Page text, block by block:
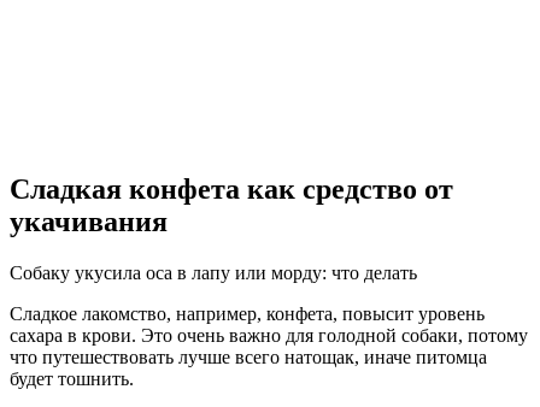
Сладкая конфета как средство от
укачивания
Собаку укусила оса в лапу или морду: что делать
Сладкое лакомство, например, конфета, повысит уровень
сахара в крови. Это очень важно для голодной собаки, потому
что путешествовать лучше всего натощак, иначе питомца
будет тошнить.